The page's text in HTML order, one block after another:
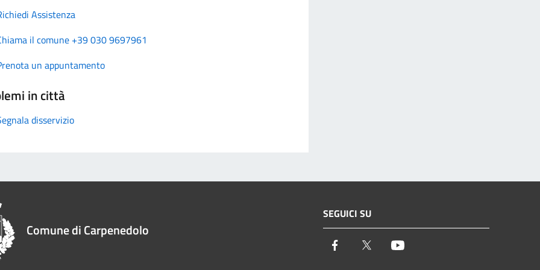
Assistenza
il comune +39 030 9697961
un appuntamento
in città
disservizio
Comune di Carpenedolo
SEGUICI SU
Facebook Twitter